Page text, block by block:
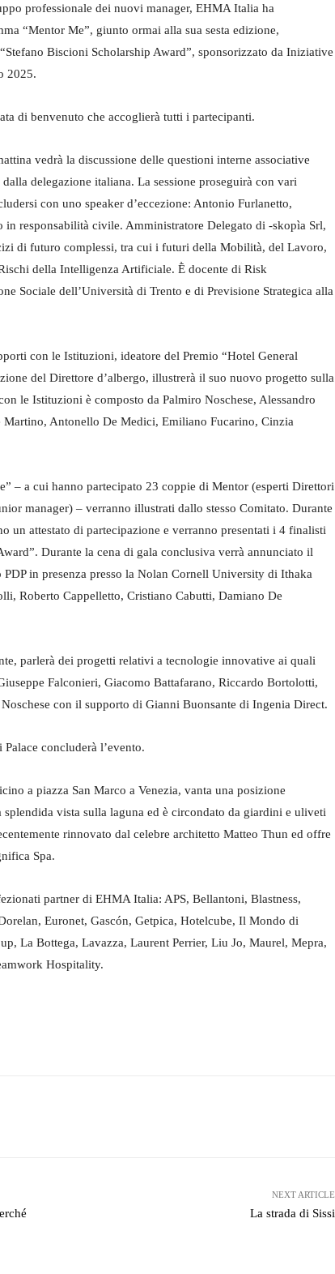
professionale dei nuovi manager, EHMA Italia ha
“Mentor Me”, giunto ormai alla sua sesta edizione,
Biscioni Scholarship Award”, sponsorizzato da Iniziative
2025.
di benvenuto che accoglierà tutti i partecipanti.
vedrà la discussione delle questioni interne associative
delegazione italiana. La sessione proseguirà con vari
con uno speaker d’eccezione: Antonio Furlanetto,
in responsabilità civile. Amministratore Delegato di -skopìa Srl,
di futuro complessi, tra cui i futuri della Mobilità, del Lavoro,
della Intelligenza Artificiale. Ḕ docente di Risk
Sociale dell’Università di Trento e di Previsione Strategica alla
con le Istituzioni, ideatore del Premio “Hotel General
del Direttore d’albergo, illustrerà il suo nuovo progetto sulla
le Istituzioni è composto da Palmiro Noschese, Alessandro
Martino, Antonello De Medici, Emiliano Fucarino, Cinzia
– a cui hanno partecipato 23 coppie di Mentor (esperti Direttori
manager) – verranno illustrati dallo stesso Comitato. Durante
un attestato di partecipazione e verranno presentati i 4 finalisti
Durante la cena di gala conclusiva verrà annunciato il
in presenza presso la Nolan Cornell University di Ithaka
Roberto Cappelletto, Cristiano Cabutti, Damiano De
parlerà dei progetti relativi a tecnologie innovative ai quali
Falconieri, Giacomo Battafarano, Riccardo Bortolotti,
con il supporto di Gianni Buonsante di Ingenia Direct.
concluderà l’evento.
a piazza San Marco a Venezia, vanta una posizione
vista sulla laguna ed è circondato da giardini e uliveti
rinnovato dal celebre architetto Matteo Thun ed offre
Spa.
partner di EHMA Italia: APS, Bellantoni, Blastness,
Euronet, Gascón, Getpica, Hotelcube, Il Mondo di
La Bottega, Lavazza, Laurent Perrier, Liu Jo, Maurel, Mepra,
Hospitality.
NEXT ARTICLE
La strada di Sissi